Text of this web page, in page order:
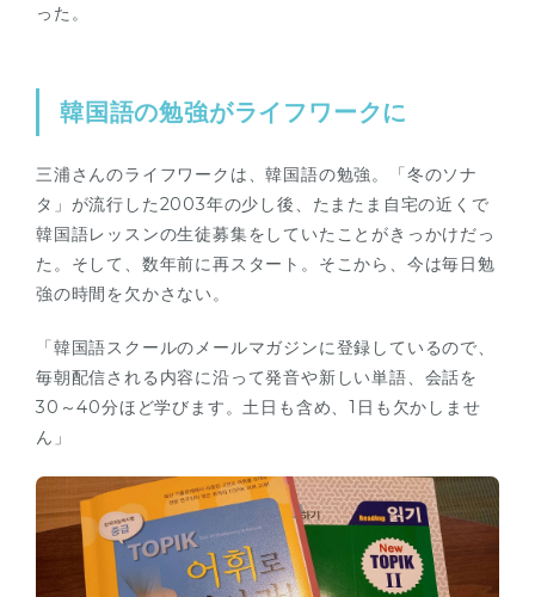
った。
韓国語の勉強がライフワークに
三浦さんのライフワークは、韓国語の勉強。「冬のソナ
タ」が流行した2003年の少し後、たまたま自宅の近くで
韓国語レッスンの生徒募集をしていたことがきっかけだっ
た。そして、数年前に再スタート。そこから、今は毎日勉
強の時間を欠かさない。
「韓国語スクールのメールマガジンに登録しているので、
毎朝配信される内容に沿って発音や新しい単語、会話を
30～40分ほど学びます。土日も含め、1日も欠かしませ
ん」